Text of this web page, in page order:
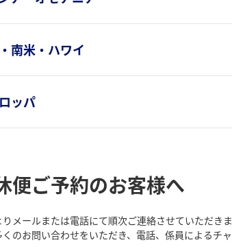
南米・ハワイ
ッパ
便ご予約のお客様へ
メールまたは電話にて順次ご連絡させていただきま
のお問い合わせをいただき、電話、係員によるチ